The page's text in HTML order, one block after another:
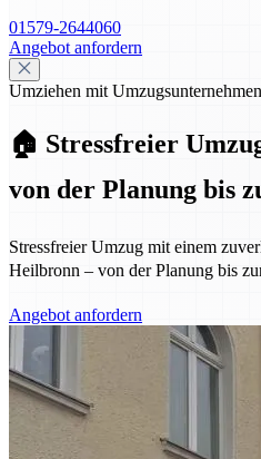
01579-2644060
Angebot anfordern
Umziehen mit
🏠 Stressfreier
von der Planung bis
Stressfreier Umzug mit einem
Heilbronn – von der Planung bis
Angebot anfordern